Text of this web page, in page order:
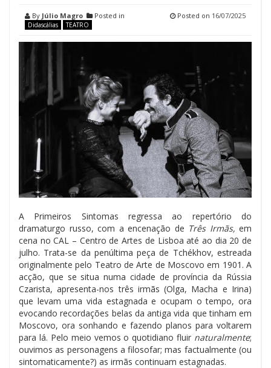
By Júlio Magro Posted in
Didascálias TEATRO
Posted on 16/07/2025
A Primeiros Sintomas regressa ao repertório do
dramaturgo russo, com a encenação de Três Irmãs, em
cena no CAL – Centro de Artes de Lisboa até ao dia 20 de
julho. Trata-se da penúltima peça de Tchékhov, estreada
originalmente pelo Teatro de Arte de Moscovo em 1901. A
acção, que se situa numa cidade de província da Rússia
Czarista, apresenta-nos três irmãs (Olga, Macha e Irina)
que levam uma vida estagnada e ocupam o tempo, ora
evocando recordações belas da antiga vida que tinham em
Moscovo, ora sonhando e fazendo planos para voltarem
para lá. Pelo meio vemos o quotidiano fluir naturalmente;
ouvimos as personagens a filosofar; mas factualmente (ou
sintomaticamente?) as irmãs continuam estagnadas.